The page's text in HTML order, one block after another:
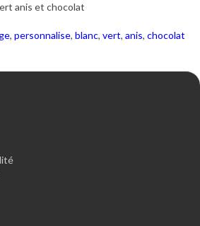
anis et chocolat
, personnalise, blanc, vert, anis, chocolat